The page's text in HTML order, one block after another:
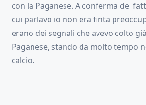
con la Paganese. A conferma del
cui parlavo io non era finta
erano dei segnali che avevo colto
Paganese, stando da molto tempo
calcio.